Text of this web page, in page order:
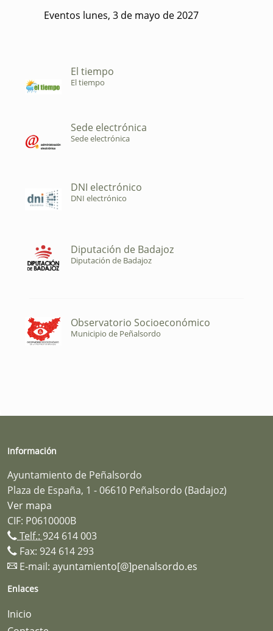
Eventos lunes, 3 de mayo de 2027
El tiempo
El tiempo
Sede electrónica
Sede electrónica
DNI electrónico
DNI electrónico
Diputación de Badajoz
Diputación de Badajoz
Observatorio Socioeconómico
Municipio de Peñalsordo
Información
Ayuntamiento de Peñalsordo
Plaza de España, 1 - 06610 Peñalsordo (Badajoz)
Ver mapa
CIF: P0610000B
Telf.: 924 614 003
Fax: 924 614 293
E-mail: ayuntamiento[@]penalsordo.es
Enlaces
Inicio